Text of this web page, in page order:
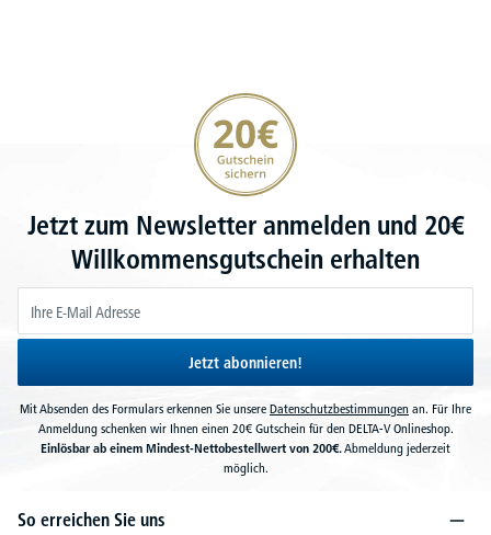
20€ Gutschein sichern
Jetzt zum Newsletter anmelden und 20€
Willkommensgutschein erhalten
Jetzt abonnieren!
Mit Absenden des Formulars erkennen Sie unsere Datenschutzbestimmungen an. Für Ihre
Anmeldung schenken wir Ihnen einen 20€ Gutschein für den DELTA-V Onlineshop.
Einlösbar ab einem Mindest-Nettobestellwert von 200€.Abmeldung jederzeit
möglich.
So erreichen Sie uns